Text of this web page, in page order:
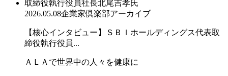
2026.05.08企業家倶楽部アーカイブ
【核心インタビュー】ＳＢＩホールディングス代表取
締役執行役員...
ＡＬＡで世界中の人々を健康に